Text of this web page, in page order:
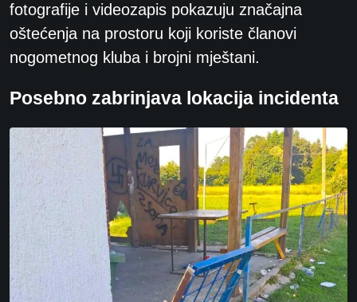
fotografije i videozapis pokazuju značajna
oštećenja na prostoru koji koriste članovi
nogometnog kluba i brojni mještani.
Posebno zabrinjava lokacija incidenta